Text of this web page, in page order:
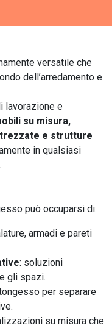
versatile che
dell’arredamento e
lavorazione e
su misura,
e strutture
in qualsiasi
può occuparsi di:
armadi e pareti
: soluzioni
gli spazi.
per separare
su misura che